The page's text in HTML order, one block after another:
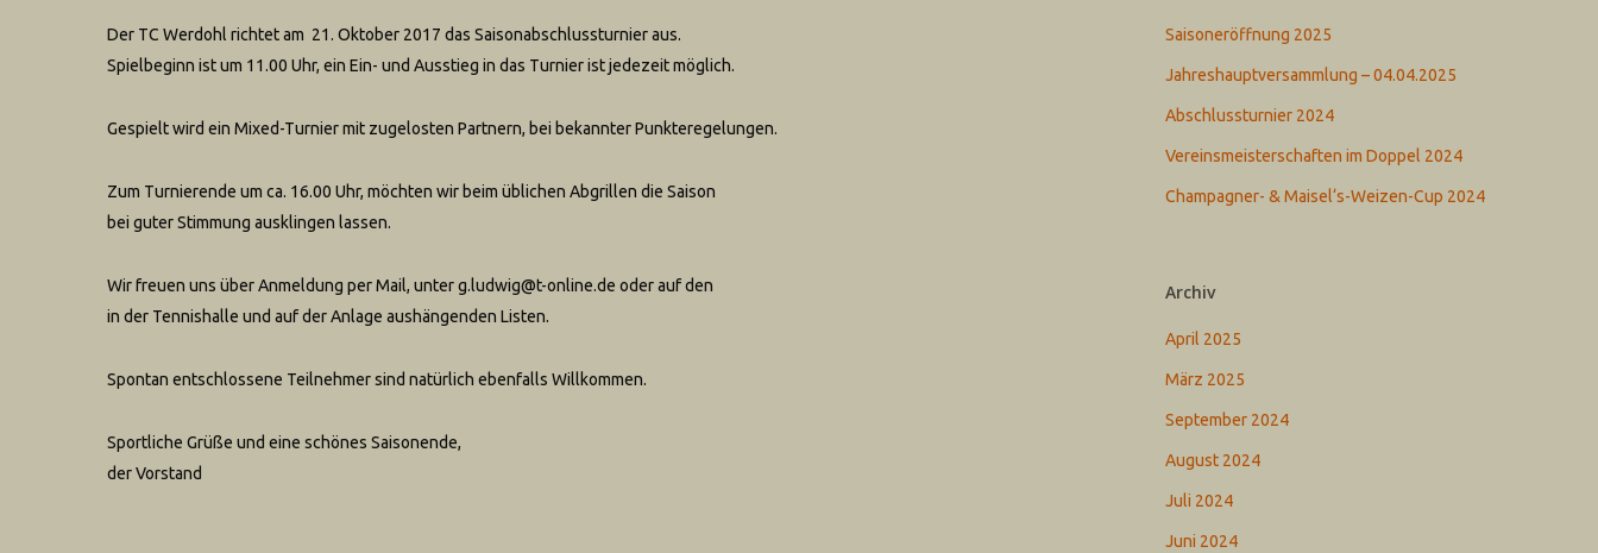
Der TC Werdohl richtet am 21. Oktober 2017 das Saisonabschlussturnier aus.
Spielbeginn ist um 11.00 Uhr, ein Ein- und Ausstieg in das Turnier ist jedezeit möglich.
Gespielt wird ein Mixed-Turnier mit zugelosten Partnern, bei bekannter Punkteregelungen.
Zum Turnierende um ca. 16.00 Uhr, möchten wir beim üblichen Abgrillen die Saison
bei guter Stimmung ausklingen lassen.
Wir freuen uns über Anmeldung per Mail, unter g.ludwig@t-online.de oder auf den
in der Tennishalle und auf der Anlage aushängenden Listen.
Spontan entschlossene Teilnehmer sind natürlich ebenfalls Willkommen.
Sportliche Grüße und eine schönes Saisonende,
der Vorstand
Saisoneröffnung 2025
Jahreshauptversammlung – 04.04.2025
Abschlussturnier 2024
Vereinsmeisterschaften im Doppel 2024
Champagner- & Maisel‘s-Weizen-Cup 2024
Archiv
April 2025
März 2025
September 2024
August 2024
Juli 2024
Juni 2024